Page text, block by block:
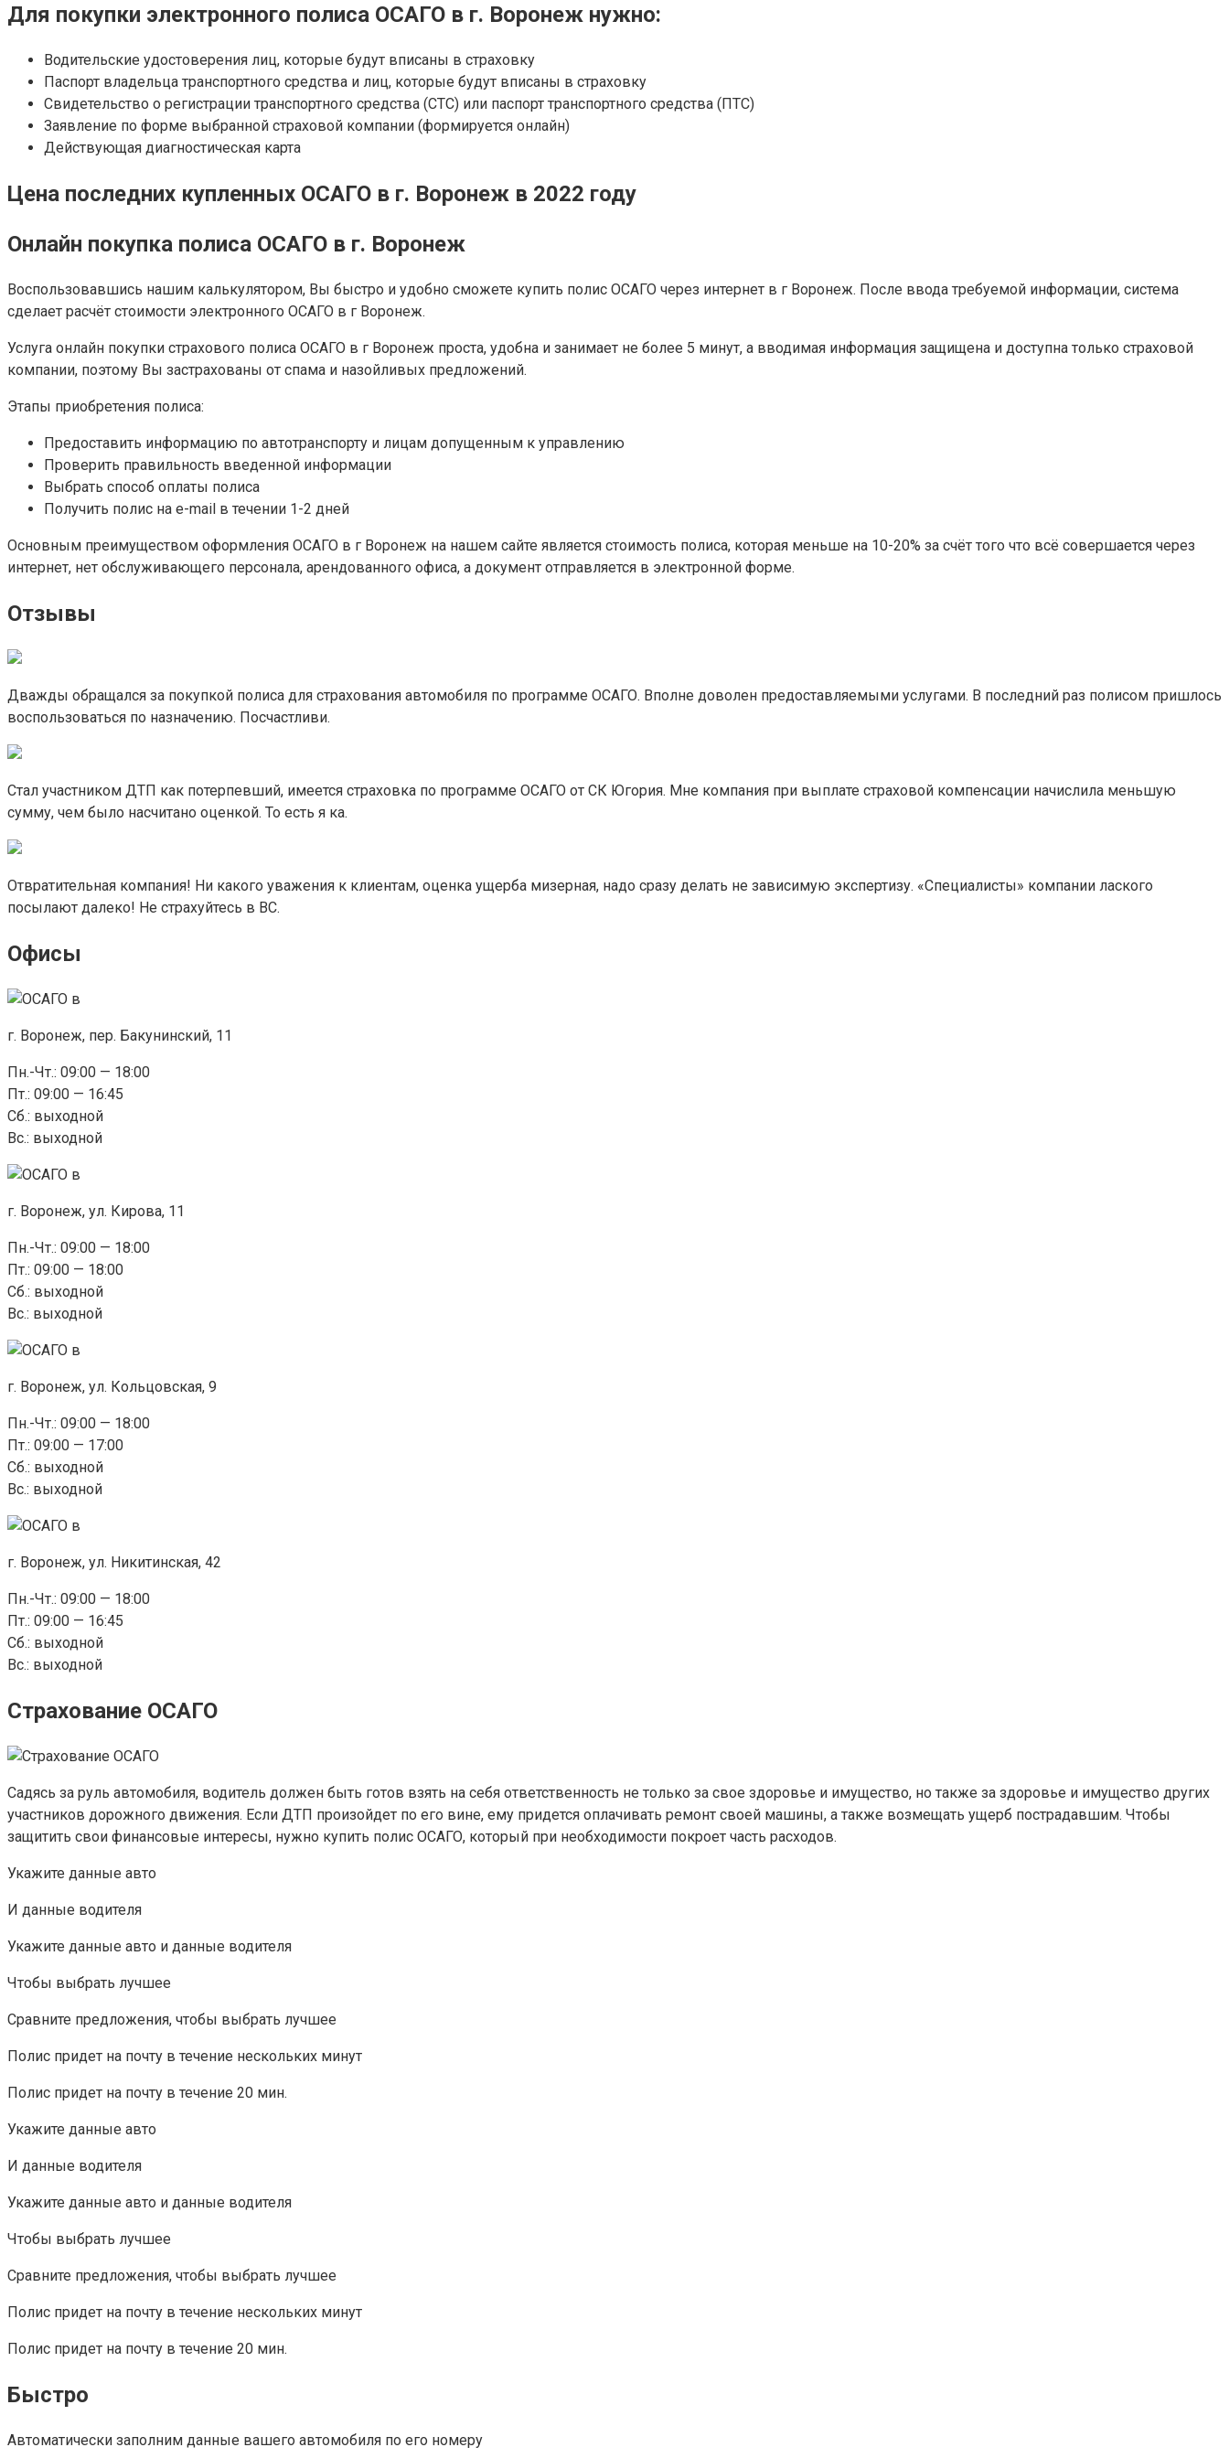
Для покупки электронного полиса ОСАГО в г. Воронеж нужно:
Водительские удостоверения лиц, которые будут вписаны в страховку
Паспорт владельца транспортного средства и лиц, которые будут вписаны в страховку
Свидетельство о регистрации транспортного средства (СТС) или паспорт транспортного средства (ПТС)
Заявление по форме выбранной страховой компании (формируется онлайн)
Действующая диагностическая карта
Цена последних купленных ОСАГО в г. Воронеж в 2022 году
Онлайн покупка полиса ОСАГО в г. Воронеж
Воспользовавшись нашим калькулятором, Вы быстро и удобно сможете купить полис ОСАГО через интернет в г Воронеж. После ввода требуемой информации, система
сделает расчёт стоимости электронного ОСАГО в г Воронеж.
Услуга онлайн покупки страхового полиса ОСАГО в г Воронеж проста, удобна и занимает не более 5 минут, а вводимая информация защищена и доступна только страховой
компании, поэтому Вы застрахованы от спама и назойливых предложений.
Этапы приобретения полиса:
Предоставить информацию по автотранспорту и лицам допущенным к управлению
Проверить правильность введенной информации
Выбрать способ оплаты полиса
Получить полис на e-mail в течении 1-2 дней
Основным преимуществом оформления ОСАГО в г Воронеж на нашем сайте является стоимость полиса, которая меньше на 10-20% за счёт того что всё совершается через
интернет, нет обслуживающего персонала, арендованного офиса, а документ отправляется в электронной форме.
Отзывы
Дважды обращался за покупкой полиса для страхования автомобиля по программе ОСАГО. Вполне доволен предоставляемыми услугами. В последний раз полисом пришлось
воспользоваться по назначению. Посчастливи.
Стал участником ДТП как потерпевший, имеется страховка по программе ОСАГО от СК Югория. Мне компания при выплате страховой компенсации начислила меньшую
сумму, чем было насчитано оценкой. То есть я ка.
Отвратительная компания! Ни какого уважения к клиентам, оценка ущерба мизерная, надо сразу делать не зависимую экспертизу. «Специалисты» компании лаского
посылают далеко! Не страхуйтесь в ВС.
Офисы
г. Воронеж, пер. Бакунинский, 11
Пн.-Чт.: 09:00 — 18:00
Пт.: 09:00 — 16:45
Сб.: выходной
Вс.: выходной
г. Воронеж, ул. Кирова, 11
Пн.-Чт.: 09:00 — 18:00
Пт.: 09:00 — 18:00
Сб.: выходной
Вс.: выходной
г. Воронеж, ул. Кольцовская, 9
Пн.-Чт.: 09:00 — 18:00
Пт.: 09:00 — 17:00
Сб.: выходной
Вс.: выходной
г. Воронеж, ул. Никитинская, 42
Пн.-Чт.: 09:00 — 18:00
Пт.: 09:00 — 16:45
Сб.: выходной
Вс.: выходной
Страхование ОСАГО
Садясь за руль автомобиля, водитель должен быть готов взять на себя ответственность не только за свое здоровье и имущество, но также за здоровье и имущество других
участников дорожного движения. Если ДТП произойдет по его вине, ему придется оплачивать ремонт своей машины, а также возмещать ущерб пострадавшим. Чтобы
защитить свои финансовые интересы, нужно купить полис ОСАГО, который при необходимости покроет часть расходов.
Укажите данные авто
И данные водителя
Укажите данные авто и данные водителя
Чтобы выбрать лучшее
Сравните предложения, чтобы выбрать лучшее
Полис придет на почту в течение нескольких минут
Полис придет на почту в течение 20 мин.
Укажите данные авто
И данные водителя
Укажите данные авто и данные водителя
Чтобы выбрать лучшее
Сравните предложения, чтобы выбрать лучшее
Полис придет на почту в течение нескольких минут
Полис придет на почту в течение 20 мин.
Быстро
Автоматически заполним данные вашего автомобиля по его номеру